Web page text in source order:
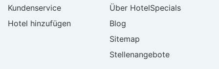
Kundenservice
Hotel hinzufügen
Über HotelSpecials
Blog
Sitemap
Stellenangebote